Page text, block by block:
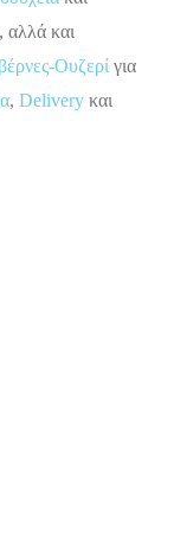
αλλά και
Ουζερί για
, Delivery και